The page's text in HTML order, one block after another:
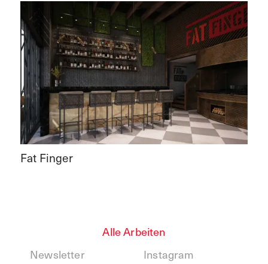
Fat Finger
Alle Arbeiten
Newsletter
Instagram